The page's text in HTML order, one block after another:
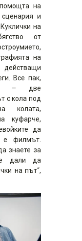
на
и
на
от
на
Все пак,
– две
с кола под
колата,
куфарче,
да
е филмът.
знаете за
дали да
на път“,